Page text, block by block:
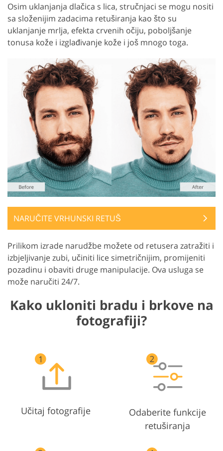
Osim uklanjanja dlačica s lica, stručnjaci se mogu nositi
sa složenijim zadacima retuširanja kao što su
uklanjanje mrlja, efekta crvenih očiju, poboljšanje
tonusa kože i izglađivanje kože i još mnogo toga.
NARUČITE VRHUNSKI RETUŠ
Prilikom izrade narudžbe možete od retusera zatražiti i
izbjeljivanje zubi, učiniti lice simetričnijim, promijeniti
pozadinu i obaviti druge manipulacije. Ova usluga se
može naručiti 24/7.
Kako ukloniti bradu i brkove na
fotografiji?
Učitaj fotografije
Odaberite funkcije
retuširanja